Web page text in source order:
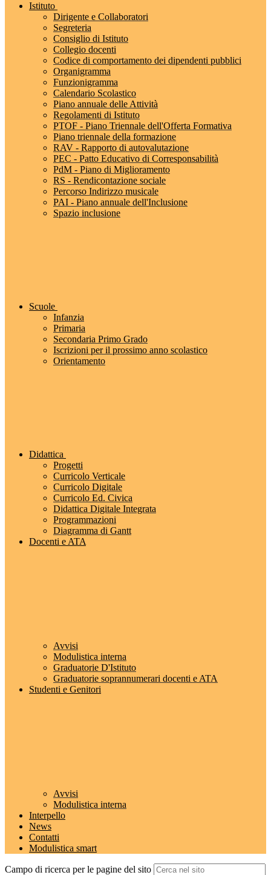
Istituto
Dirigente e Collaboratori
Segreteria
Consiglio di Istituto
Collegio docenti
Codice di comportamento dei dipendenti pubblici
Organigramma
Funzionigramma
Calendario Scolastico
Piano annuale delle Attività
Regolamenti di Istituto
PTOF - Piano Triennale dell'Offerta Formativa
Piano triennale della formazione
RAV - Rapporto di autovalutazione
PEC - Patto Educativo di Corresponsabilità
PdM - Piano di Miglioramento
RS - Rendicontazione sociale
Percorso Indirizzo musicale
PAI - Piano annuale dell'Inclusione
Spazio inclusione
Scuole
Infanzia
Primaria
Secondaria Primo Grado
Iscrizioni per il prossimo anno scolastico
Orientamento
Didattica
Progetti
Curricolo Verticale
Curricolo Digitale
Curricolo Ed. Civica
Didattica Digitale Integrata
Programmazioni
Diagramma di Gantt
Docenti e ATA
Avvisi
Modulistica interna
Graduatorie D'Istituto
Graduatorie soprannumerari docenti e ATA
Studenti e Genitori
Avvisi
Modulistica interna
Interpello
News
Contatti
Modulistica smart
Campo di ricerca per le pagine del sito